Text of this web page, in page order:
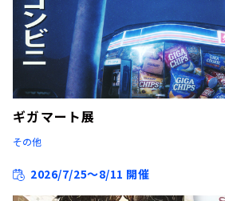
ギガマート展
その他
2026/7/25～8/11 開催